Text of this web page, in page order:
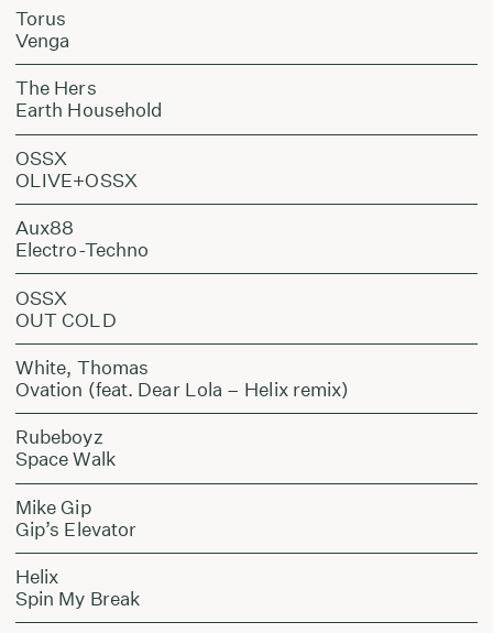
Torus
Venga
The Hers
Earth Household
OSSX
OLIVE+OSSX
Aux88
Electro-Techno
OSSX
OUT COLD
White, Thomas
Ovation (feat. Dear Lola – Helix remix)
Rubeboyz
Space Walk
Mike Gip
Gip’s Elevator
Helix
Spin My Break